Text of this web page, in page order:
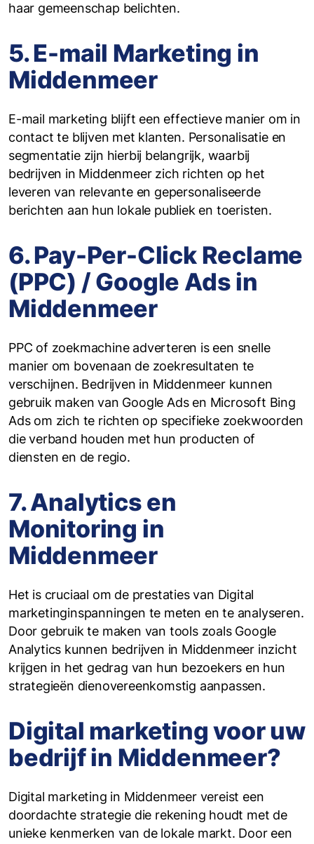
haar gemeenschap belichten.
5. E-mail Marketing in
Middenmeer
E-mail marketing blijft een effectieve manier om in
contact te blijven met klanten. Personalisatie en
segmentatie zijn hierbij belangrijk, waarbij
bedrijven in Middenmeer zich richten op het
leveren van relevante en gepersonaliseerde
berichten aan hun lokale publiek en toeristen.
6. Pay-Per-Click Reclame
(PPC) / Google Ads in
Middenmeer
PPC of zoekmachine adverteren is een snelle
manier om bovenaan de zoekresultaten te
verschijnen. Bedrijven in Middenmeer kunnen
gebruik maken van Google Ads en Microsoft Bing
Ads om zich te richten op specifieke zoekwoorden
die verband houden met hun producten of
diensten en de regio.
7. Analytics en
Monitoring in
Middenmeer
Het is cruciaal om de prestaties van Digital
marketinginspanningen te meten en te analyseren.
Door gebruik te maken van tools zoals Google
Analytics kunnen bedrijven in Middenmeer inzicht
krijgen in het gedrag van hun bezoekers en hun
strategieën dienovereenkomstig aanpassen.
Digital marketing voor uw
bedrijf in Middenmeer?
Digital marketing in Middenmeer vereist een
doordachte strategie die rekening houdt met de
unieke kenmerken van de lokale markt. Door een